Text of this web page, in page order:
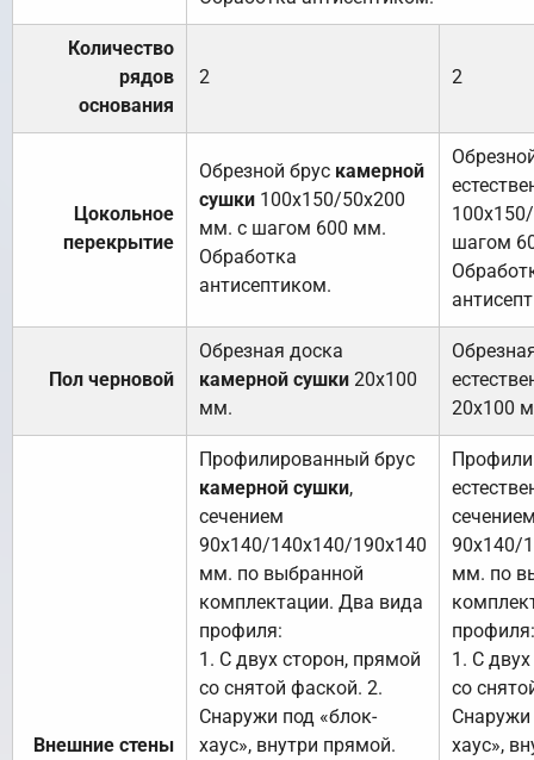
Количество
рядов
основания
2 2
Цокольное
перекрытие
Обрезной брус камерной
сушки 100х150/50х200
мм. с шагом 600 мм.
Обработка
антисептиком.
шагом
Пол черновой
Обрезная доска
камерной сушки 20х100
мм.
20х100
Внешние стены
Профилированный брус
камерной сушки,
сечением
90х140/140х140/190х140
мм. по выбранной
комплектации. Два вида
профиля:
1. С двух сторон, прямой
со снятой фаской. 2.
Снаружи под «блок-
хаус», внутри прямой.
90х140/
мм. по
1. С
со
Снаружи
хаус»,